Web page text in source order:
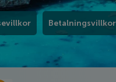
Betalningsvillkor